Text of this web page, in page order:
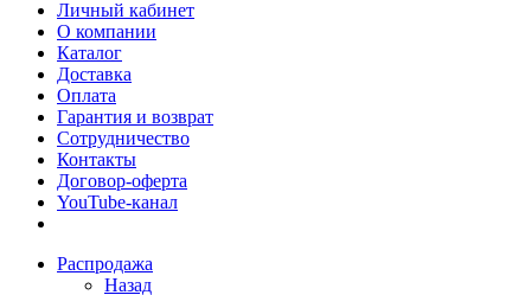
Личный кабинет
О компании
Каталог
Доставка
Оплата
Гарантия и возврат
Сотрудничество
Контакты
Договор-оферта
YouTube-канал
Распродажа
Назад